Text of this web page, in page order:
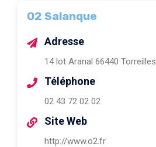
O2 Salanque
Adresse
14 lot Aranal 66440 Torreilles
Téléphone
02 43 72 02 02
Site Web
http://www.o2.fr